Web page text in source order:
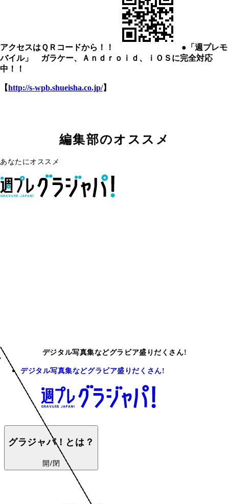
アクセスはＱＲコードから！！
●「週プレモ
バイル」 ガラケー、Ａｎｄｒｏｉｄ、ｉＯＳに完全対応
中！！
【http://s-wpb.shueisha.co.jp/】
編集部のオススメ
あなたにオススメ
デジタル写真集などグラビア盛りだくさん!
デジタル写真集などグラビア盛りだくさん!
グラジャパ！とは？
開/閉